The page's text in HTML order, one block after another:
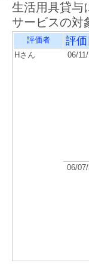
生活用具貸与
サービスの対
評価者 評
Hさん 06/
06/